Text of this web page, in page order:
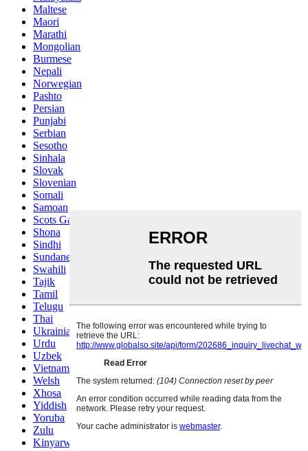
Maltese
Maori
Marathi
Mongolian
Burmese
Nepali
Norwegian
Pashto
Persian
Punjabi
Serbian
Sesotho
Sinhala
Slovak
Slovenian
Somali
Samoan
Scots Gaelic
Shona
Sindhi
Sundanese
Swahili
Tajik
Tamil
Telugu
Thai
Ukrainian
Urdu
Uzbek
Vietnamese
Welsh
Xhosa
Yiddish
Yoruba
Zulu
Kinyarwanda